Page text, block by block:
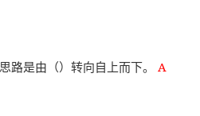
路是由（）转向自上而下。A